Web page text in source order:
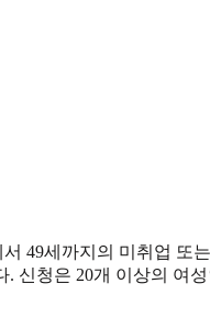
49세까지의 미취업 또
신청은 20개 이상의 여